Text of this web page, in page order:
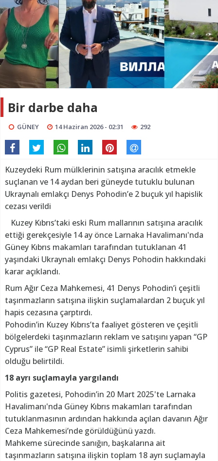
Bir darbe daha
GÜNEY 14 Haziran 2026 - 02:31 292
Kuzeydeki Rum mülklerinin satışına aracılık etmekle
suçlanan ve 14 aydan beri güneyde tutuklu bulunan
Ukraynalı emlakçı Denys Pohodin’e 2 buçuk yıl hapislik
cezası verildi
Kuzey Kıbrıs’taki eski Rum mallarının satışına aracılık
ettiği gerekçesiyle 14 ay önce Larnaka Havalimanı'nda
Güney Kıbrıs makamları tarafından tutuklanan 41
yaşındaki Ukraynalı emlakçı Denys Pohodin hakkındaki
karar açıklandı.
Rum Ağır Ceza Mahkemesi, 41 Denys Pohodin’i çeşitli
taşınmazların satışına ilişkin suçlamalardan 2 buçuk yıl
hapis cezasına çarptırdı.
Pohodin’in Kuzey Kıbrıs’ta faaliyet gösteren ve çeşitli
bölgelerdeki taşınmazların reklam ve satışını yapan “GP
Cyprus” ile “GP Real Estate” isimli şirketlerin sahibi
olduğu belirtildi.
18 ayrı suçlamayla yargılandı
Politis gazetesi, Pohodin’in 20 Mart 2025'te Larnaka
Havalimanı'nda Güney Kıbrıs makamları tarafından
tutuklanmasının ardından hakkında açılan davanın Ağır
Ceza Mahkemesi’nde görüldüğünü yazdı.
Mahkeme sürecinde sanığın, başkalarına ait
taşınmazların satışına ilişkin toplam 18 ayrı suçlamayla